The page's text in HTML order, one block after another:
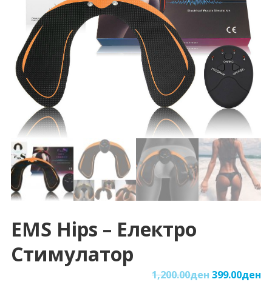
EMS Hips – Електро
Стимулатор
1,200.00ден399.00ден